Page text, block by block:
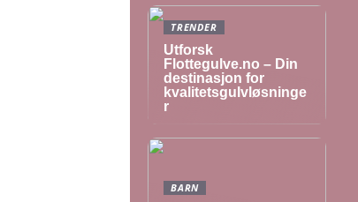
TRENDER
Utforsk
Flottegulve.no – Din
destinasjon for
kvalitetsgulvløsninge
r
BARN